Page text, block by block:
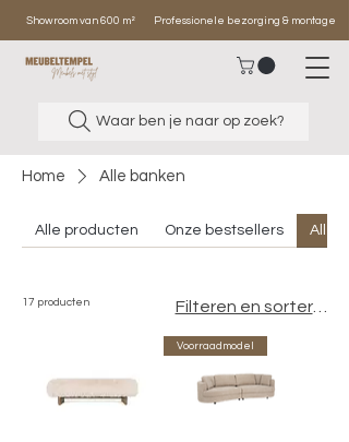
Showroom van 600 m² Professionele bezorging & montage
Waar ben je naar op zoek?
Home Alle banken
Alle producten Onze bestsellers Alle
17 producten Filteren en sorteren
Voorraadmodel